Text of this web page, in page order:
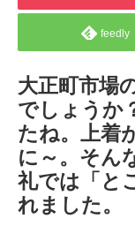
feedly
大正町市場
でしょうか
たね。上着
に～。そん
礼では「と
れました。